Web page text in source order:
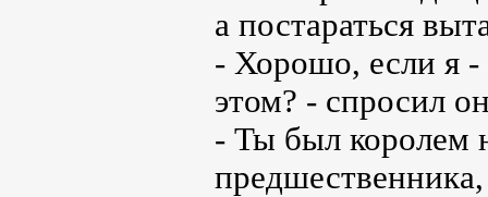
а постараться
- Хорошо, если я -
этом? - спросил
- Ты был королем